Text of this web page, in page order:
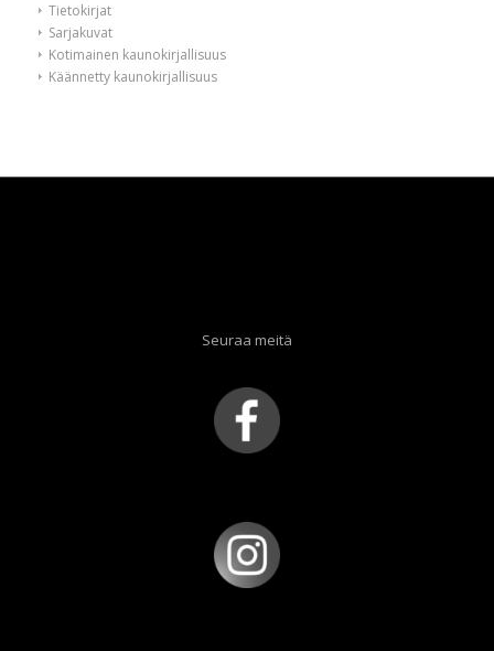
Tietokirjat
Sarjakuvat
Kotimainen kaunokirjallisuus
Käännetty kaunokirjallisuus
Seuraa meitä